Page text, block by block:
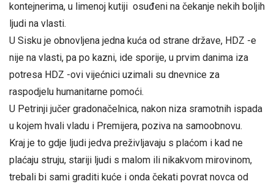
kontejnerima, u limenoj kutiji osuđeni na čekanje nekih boljih
ljudi na vlasti.
U Sisku je obnovljena jedna kuća od strane države, HDZ -e
nije na vlasti, pa po kazni, ide sporije, u prvim danima iza
potresa HDZ -ovi vijećnici uzimali su dnevnice za
raspodjelu humanitarne pomoći.
U Petrinji jučer gradonačelnica, nakon niza sramotnih ispada
u kojem hvali vladu i Premijera, poziva na samoobnovu.
Kraj je to gdje ljudi jedva preživljavaju s plaćom i kad ne
plaćaju struju, stariji ljudi s malom ili nikakvom mirovinom,
trebali bi sami graditi kuće i onda čekati povrat novca od